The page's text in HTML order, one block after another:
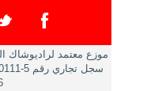
موزع معتمد لراديوشاك